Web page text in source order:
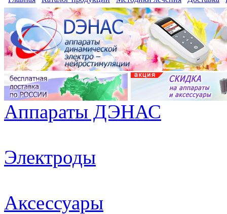
Аппараты ДЭНАС
Электроды
Аксессуары